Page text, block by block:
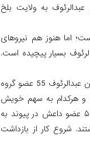
به ولایت بلخ
اما هنوز هم نیروهای
بسیار پیچیده است.
احمدضیا سراج، رییس عمومی امنیت ملی روز شنبه (۲۳ حوت) گفت که تا اکنون در پیوند به ربودن عبدالرئوف 55 عضو گروه
بوده و هرکدام به سهم خویش
چند شبی او را نگهداری کرده‌اند. «موضوع اختطاف عبدالرئوف در بلخ سیاسی نیست و تا اکنون ۵۵ عضو داعش در پیوند به
شروع کار از بازداشت